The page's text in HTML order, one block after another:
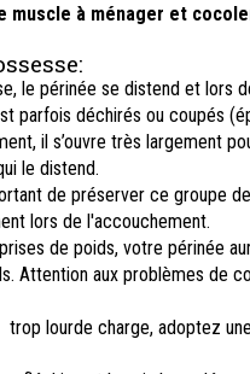
muscle à ménager et
le périnée se distend et lors
parfois déchirés ou coupés
il s’ouvre très largement
le distend.
de préserver ce groupe
lors de l'accouchement.
de poids, votre périnée
Attention aux problèmes de
lourde charge, adoptez